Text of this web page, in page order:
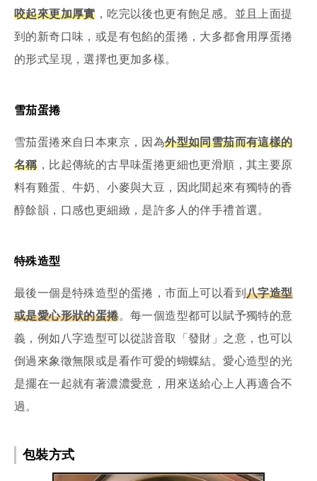
咬起來更加厚實，吃完以後也更有飽足感。並且上面提
到的新奇口味，或是有包餡的蛋捲，大多都會用厚蛋捲
的形式呈現，選擇也更加多樣。
雪茄蛋捲
雪茄蛋捲來自日本東京，因為外型如同雪茄而有這樣的
名稱，比起傳統的古早味蛋捲更細也更滑順，其主要原
料有雞蛋、牛奶、小麥與大豆，因此聞起來有獨特的香
醇餘韻，口感也更細緻，是許多人的伴手禮首選。
特殊造型
最後一個是特殊造型的蛋捲，市面上可以看到 八字造型
或是愛心形狀的蛋捲。每一個造型都可以賦予獨特的意
義，例如八字造型可以從諧音取「發財」之意，也可以
倒過來象徵無限或是看作可愛的蝴蝶結。愛心造型的光
是擺在一起就有著濃濃愛意，用來送給心上人再適合不
過。
包裝方式